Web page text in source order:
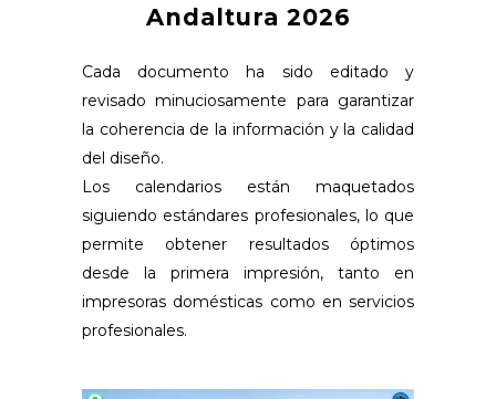
Andaltura 2026
Cada documento ha sido editado y
revisado minuciosamente para garantizar
la coherencia de la información y la calidad
del diseño.
Los calendarios están maquetados
siguiendo estándares profesionales, lo que
permite obtener resultados óptimos
desde la primera impresión, tanto en
impresoras domésticas como en servicios
profesionales.